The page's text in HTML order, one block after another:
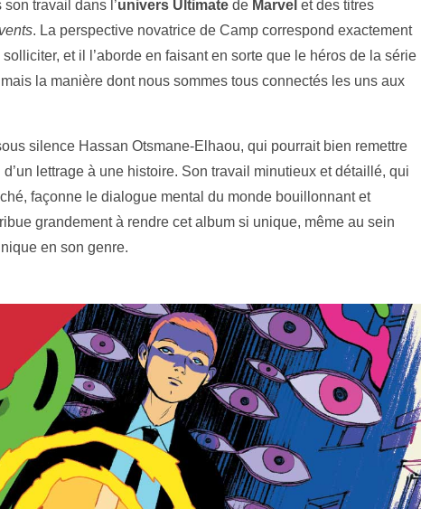
travail dans l’univers Ultimate de Marvel et des titres
. La perspective novatrice de Camp correspond exactement
et il l’aborde en faisant en sorte que le héros de la série
mais la manière dont nous sommes tous connectés les uns aux
silence Hassan Otsmane-Elhaou, qui pourrait bien remettre
lettrage à une histoire. Son travail minutieux et détaillé, qui
façonne le dialogue mental du monde bouillonnant et
grandement à rendre cet album si unique, même au sein
en son genre.